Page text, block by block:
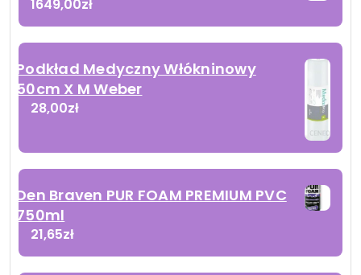
1649,00zł
Podkład Medyczny Włókninowy
50cm X M Weber
28,00zł
Den Braven PUR FOAM PREMIUM PVC
750ml
21,65zł